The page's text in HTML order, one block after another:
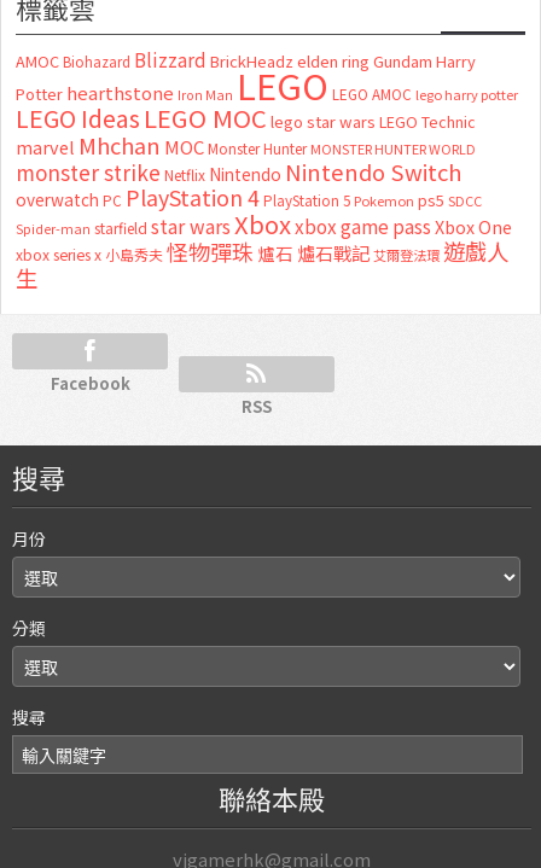
AMOC Biohazard Blizzard BrickHeadz elden ring Gundam Harry
Potter hearthstone Iron Man LEGO LEGO AMOC lego harry potter
LEGO Ideas LEGO MOC lego star wars LEGO Technic
marvel Mhchan MOC Monster Hunter MONSTER HUNTER WORLD
monster strike Netflix Nintendo Nintendo Switch
overwatch PC PlayStation 4 PlayStation 5 Pokemon ps5 SDCC
Spider-man starfield star wars Xboxxbox game passXbox One
xbox series x 小島秀夫怪物彈珠 爐石 爐石戰記艾爾登法環 遊戲人
生
Facebook
RSS
搜尋
月份
分類
搜尋
聯絡本殿
vjgamerhk@gmail.com